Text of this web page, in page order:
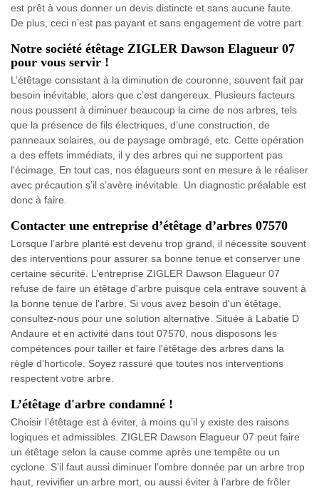
est prêt à vous donner un devis distincte et sans aucune faute.
De plus, ceci n’est pas payant et sans engagement de votre part.
Notre société étêtage ZIGLER Dawson Elagueur 07
pour vous servir !
L’étêtage consistant à la diminution de couronne, souvent fait par
besoin inévitable, alors que c’est dangereux. Plusieurs facteurs
nous poussent à diminuer beaucoup la cime de nos arbres, tels
que la présence de fils électriques, d’une construction, de
panneaux solaires, ou de paysage ombragé, etc. Cette opération
a des effets immédiats, il y des arbres qui ne supportent pas
l'écimage. En tout cas, nos élagueurs sont en mesure à le réaliser
avec précaution s’il s’avère inévitable. Un diagnostic préalable est
donc à faire.
Contacter une entreprise d’étêtage d’arbres 07570
Lorsque l’arbre planté est devenu trop grand, il nécessite souvent
des interventions pour assurer sa bonne tenue et conserver une
certaine sécurité. L’entreprise ZIGLER Dawson Elagueur 07
refuse de faire un étêtage d'arbre puisque cela entrave souvent à
la bonne tenue de l'arbre. Si vous avez besoin d'un étêtage,
consultez-nous pour une solution alternative. Située à Labatie D
Andaure et en activité dans tout 07570, nous disposons les
compétences pour tailler et faire l'étêtage des arbres dans la
règle d’horticole. Soyez rassuré que toutes nos interventions
respectent votre arbre.
L’étêtage d'arbre condamné !
Choisir l’étêtage est à éviter, à moins qu’il y existe des raisons
logiques et admissibles. ZIGLER Dawson Elagueur 07 peut faire
un étêtage selon la cause comme après une tempête ou un
cyclone. S’il faut aussi diminuer l'ombre donnée par un arbre trop
haut, revivifier un arbre mort, ou aussi éviter à l’arbre de frôler